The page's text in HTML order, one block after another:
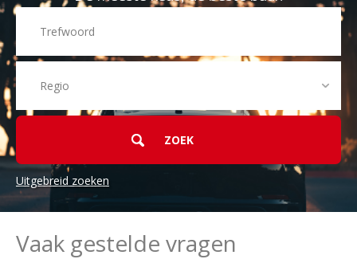
Uitgebreid zoeken
Vaak gestelde vragen